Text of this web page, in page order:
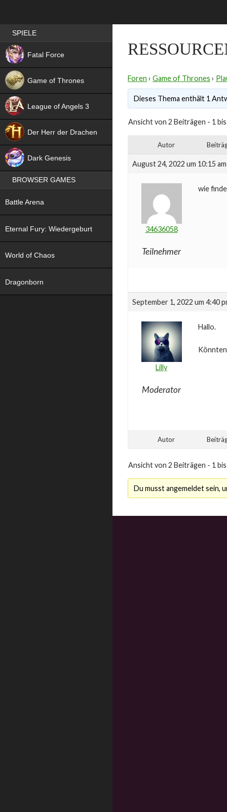
Foren › Game of Thrones ›
Dieses Thema enthält 1
Ansicht von 2 Beiträgen - 1
Autor
August 24, 2022 um 10:15 am
34636058
Teilnehmer
wie
September 1, 2022 um 4:40
Lilly
Moderator
Hallo.
Autor
Ansicht von 2 Beiträgen - 1
Du musst angemeldet sein,
Best RPG games in Germany
SPIELE
Fatal Force
Game of Thrones
League of Angels 3
Der Herr der Drachen
Dark Genesis
BROWSER GAMES
Battle Arena
Eternal Fury: Wiedergeburt
World of Chaos
Dragonborn